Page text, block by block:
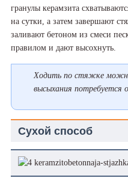
гранулы керамзита
на сутки, а затем завершают
заливают бетоном из смеси
правилом и дают высохнуть.
Ходить по стяжке можно
высыхания потребуется
Сухой способ